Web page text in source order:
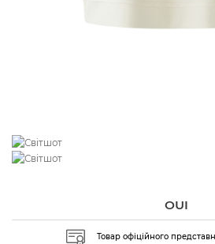
OUI
Товар офіційного